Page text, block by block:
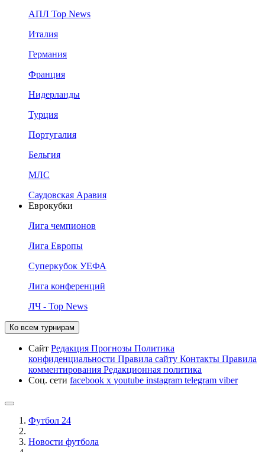
АПЛ Top News
Италия
Германия
Франция
Нидерланды
Турция
Португалия
Бельгия
МЛС
Саудовская Аравия
Еврокубки
Лига чемпионов
Лига Европы
Суперкубок УЕФА
Лига конференций
ЛЧ - Top News
Ко всем турнирам
Сайт Редакция Прогнозы Политика
конфиденциальности Правила сайту Контакты Правила
комментирования Редакционная политика
Соц. сети facebook x youtube instagram telegram viber
Футбол 24
Новости футбола